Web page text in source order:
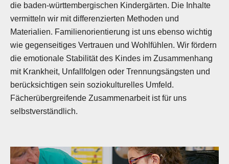
die baden-württembergischen Kindergärten. Die Inhalte
vermitteln wir mit differenzierten Methoden und
Materialien. Familienorientierung ist uns ebenso wichtig
wie gegenseitiges Vertrauen und Wohlfühlen. Wir fördern
die emotionale Stabilität des Kindes im Zusammenhang
mit Krankheit, Unfallfolgen oder Trennungsängsten und
berücksichtigen sein soziokulturelles Umfeld.
Fächerübergreifende Zusammenarbeit ist für uns
selbstverständlich.